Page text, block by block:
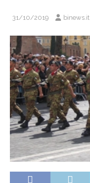
31/10/2019 binews.it